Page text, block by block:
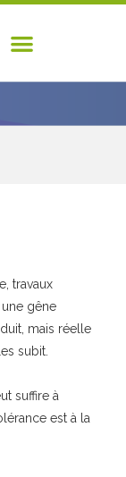
travaux
gêne
mais réelle
subit.
suffire à
est à la